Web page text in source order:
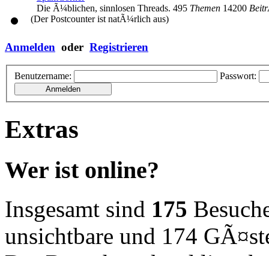
Die Ã¼blichen, sinnlosen Threads.
(Der Postcounter ist natÃ¼rlich aus)
495 Themen 14200
Anmelden oder Registrieren
Benutzername: Passwort:
Extras
Wer ist online?
Insgesamt sind 175
unsichtbare und 174